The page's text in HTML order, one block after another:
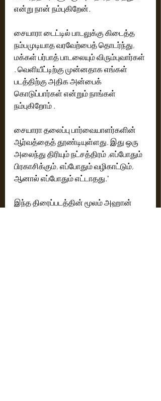
என்று நான் நம்புகிறேன்.
சையாரா டைட்டில் பாடலுக்கு கிடைத்த
நம்பமுடியாத வரவேற்பைத் தொடர்ந்து,
மக்கள் பர்பாத் பாடலையும் விரும்புவார்கள்
. வெளியீட்டிற்கு முன்னதாக எங்கள்
படத்திற்கு அதிக அன்பைக்
கொடுப்பார்கள் என்றும் நாங்கள்
நம்புகிறோம் .
சையாரா தலைப்பு பார்வையாளர்களின்
ஆர்வத்தைத் தூண்டியுள்ளது. இது ஒரு
அலைந்து திரியும் நட்சத்திரம் ,எப்போதும்
பிரகாசிக்கும், எப்போதும் வழிகாட்டும்,
ஆனால் எப்போதும் எட்டாதது."
இந்த திரைப்படத்தின் மூலம் அஹான்